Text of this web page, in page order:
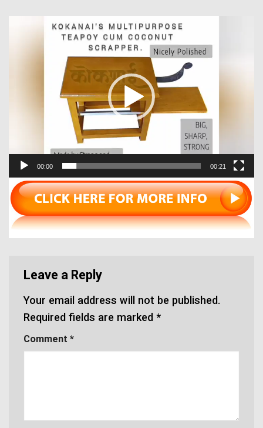
00:00 00:21
Leave a Reply
Your email address will not be published.
Required fields are marked *
Comment *